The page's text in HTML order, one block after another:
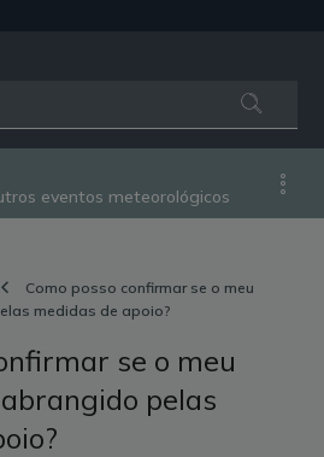
eventos meteorológicos
Como posso confirmar se o meu
medidas de apoio?
se o meu
pelas